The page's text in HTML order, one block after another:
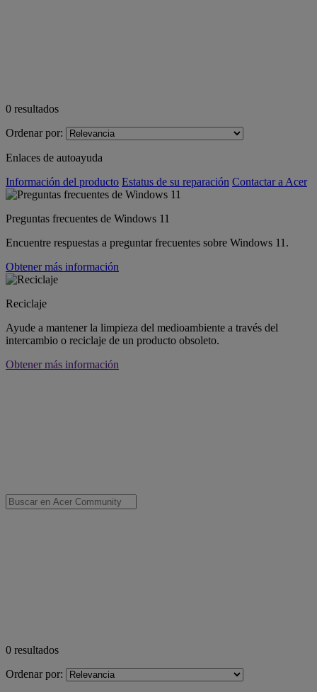
0 resultados
Ordenar por:
Enlaces de autoayuda
Información del producto Estatus de su reparación Contactar a Acer
Preguntas frecuentes de Windows 11
Encuentre respuestas a preguntar frecuentes sobre Windows 11.
Obtener más información
Reciclaje
Ayude a mantener la limpieza del medioambiente a través del
intercambio o reciclaje de un producto obsoleto.
Obtener más información
0 resultados
Ordenar por: